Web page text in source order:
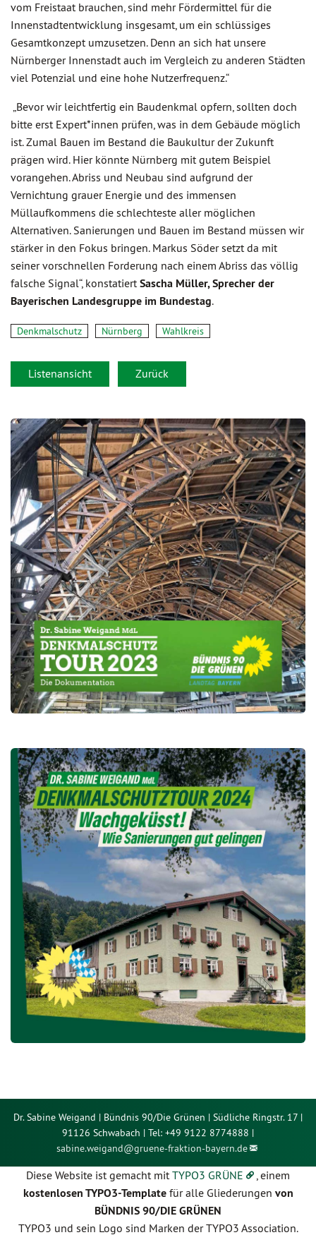
vom Freistaat brauchen, sind mehr Fördermittel für die
Innenstadtentwicklung insgesamt, um ein schlüssiges
Gesamtkonzept umzusetzen. Denn an sich hat unsere
Nürnberger Innenstadt auch im Vergleich zu anderen Städten
viel Potenzial und eine hohe Nutzerfrequenz.“
„Bevor wir leichtfertig ein Baudenkmal opfern, sollten doch
bitte erst Expert*innen prüfen, was in dem Gebäude möglich
ist. Zumal Bauen im Bestand die Baukultur der Zukunft
prägen wird. Hier könnte Nürnberg mit gutem Beispiel
vorangehen. Abriss und Neubau sind aufgrund der
Vernichtung grauer Energie und des immensen
Müllaufkommens die schlechteste aller möglichen
Alternativen. Sanierungen und Bauen im Bestand müssen wir
stärker in den Fokus bringen. Markus Söder setzt da mit
seiner vorschnellen Forderung nach einem Abriss das völlig
falsche Signal“, konstatiertSascha Müller, Sprecher der
Bayerischen Landesgruppe im Bundestag.
Denkmalschutz Nürnberg Wahlkreis
Listenansicht Zurück
Dr. Sabine Weigand | Bündnis 90/Die Grünen | Südliche Ringstr. 17 |
91126 Schwabach | Tel: +49 9122 8774888 |
sabine.weigand@gruene-fraktion-bayern.de
Diese Website ist gemacht mitTYPO3 GRÜNE , einem
kostenlosen TYPO3-Templatefür alle Gliederungen von
BÜNDNIS 90/DIE GRÜNEN
TYPO3 und sein Logo sind Marken der TYPO3 Association.